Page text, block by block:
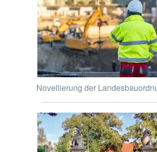
Novellierung der